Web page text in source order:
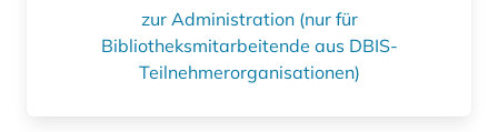
zur Administration (nur für
Bibliotheksmitarbeitende aus DBIS-
Teilnehmerorganisationen)